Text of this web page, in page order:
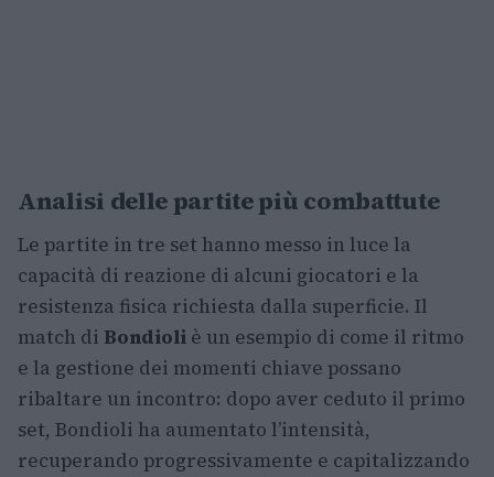
Analisi delle partite più combattute
Le partite in tre set hanno messo in luce la
capacità di reazione di alcuni giocatori e la
resistenza fisica richiesta dalla superficie. Il
match di Bondioli è un esempio di come il ritmo
e la gestione dei momenti chiave possano
ribaltare un incontro: dopo aver ceduto il primo
set, Bondioli ha aumentato l’intensità,
recuperando progressivamente e capitalizzando